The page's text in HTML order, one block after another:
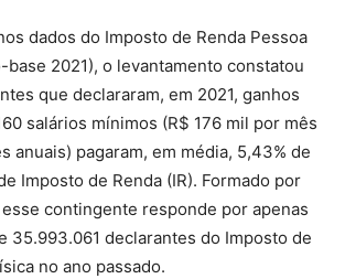
dados do Imposto de Renda Pessoa
base 2021), o levantamento constatou
que declararam, em 2021, ganhos
salários mínimos (R$ 176 mil por mês
anuais) pagaram, em média, 5,43% de
Imposto de Renda (IR). Formado por
esse contingente responde por apenas
35.993.061 declarantes do Imposto de
no ano passado.